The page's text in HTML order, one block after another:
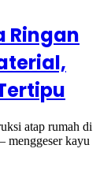
Ringan
atap rumah di
menggeser kayu